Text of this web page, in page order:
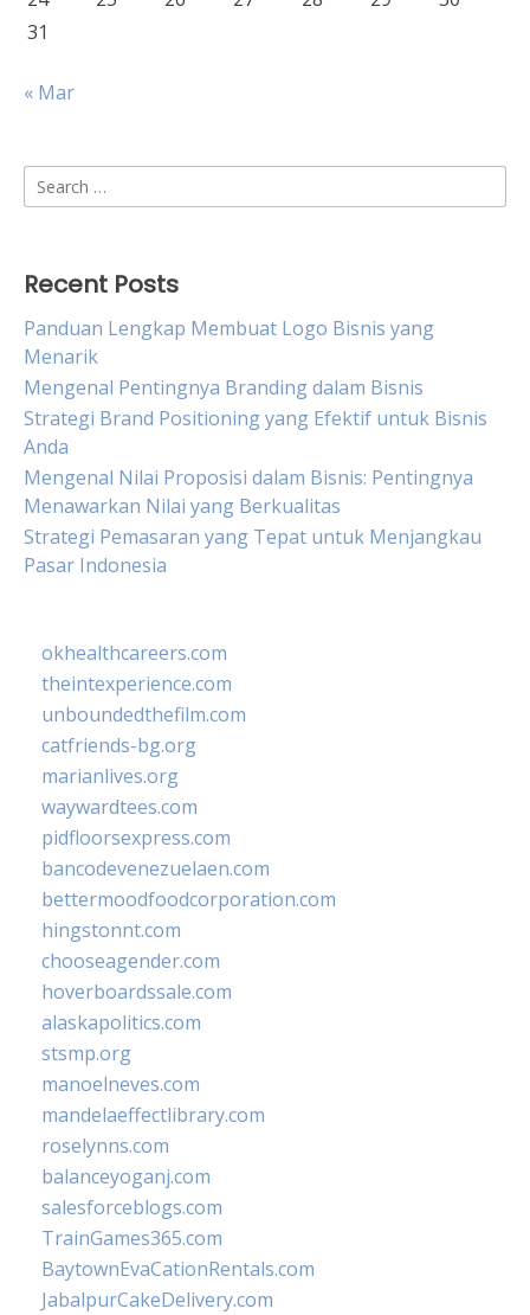
31
« Mar
Search
for:
Recent Posts
Panduan Lengkap Membuat Logo Bisnis yang
Menarik
Mengenal Pentingnya Branding dalam Bisnis
Strategi Brand Positioning yang Efektif untuk Bisnis
Anda
Mengenal Nilai Proposisi dalam Bisnis: Pentingnya
Menawarkan Nilai yang Berkualitas
Strategi Pemasaran yang Tepat untuk Menjangkau
Pasar Indonesia
okhealthcareers.com
theintexperience.com
unboundedthefilm.com
catfriends-bg.org
marianlives.org
waywardtees.com
pidfloorsexpress.com
bancodevenezuelaen.com
bettermoodfoodcorporation.com
hingstonnt.com
chooseagender.com
hoverboardssale.com
alaskapolitics.com
stsmp.org
manoelneves.com
mandelaeffectlibrary.com
roselynns.com
balanceyoganj.com
salesforceblogs.com
TrainGames365.com
BaytownEvaCationRentals.com
JabalpurCakeDelivery.com